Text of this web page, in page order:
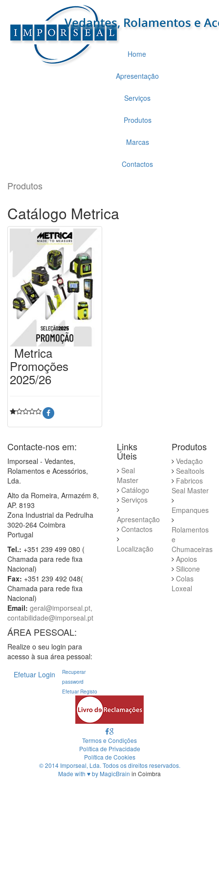
Home
Apresentação
Serviços
Produtos
Marcas
Contactos
Produtos
Catálogo Metrica
Metrica
Promoções
2025/26
Contacte-nos em:
Imporseal - Vedantes,
Rolamentos e Acessórios,
Lda.
Alto da Romeira, Armazém 8,
AP. 8193
Zona Industrial da Pedrulha
3020-264 Coimbra
Portugal
Tel.: +351 239 499 080 (
Chamada para rede fixa
Nacional)
Fax: +351 239 492 048(
Chamada para rede fixa
Nacional)
Email: geral@imporseal.pt,
contabilidade@imporseal.pt
ÁREA PESSOAL:
Realize o seu login para
acesso à sua área pessoal:
Efetuar Login
Recuperar
password
Efetuar Registo
Links
Úteis
Seal
Master
Catálogo
Serviços
Apresentação
Contactos
Localização
Produtos
Vedação
Sealtools
Fabricos
Seal Master
Empanques
Rolamentos
e
Chumaceiras
Apoios
Silicone
Colas
Loxeal
Termos e Condições
Política de Privacidade
Política de Cookies
© 2014 Imporseal, Lda. Todos os direitos reservados.
Made with ♥by MagicBrain in Coimbra